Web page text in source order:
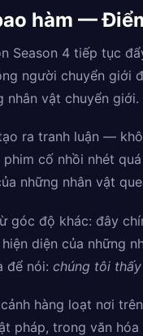
hàm —
Season 4 tiếp tục
người chuyển giới
nhân vật chuyển giới.
ra tranh luận —
cố nhồi nhét
những nhân vật
góc độ khác: đây
diện của những
để nói: chúng tôi thấy
hàng loạt nơi
pháp, trong văn